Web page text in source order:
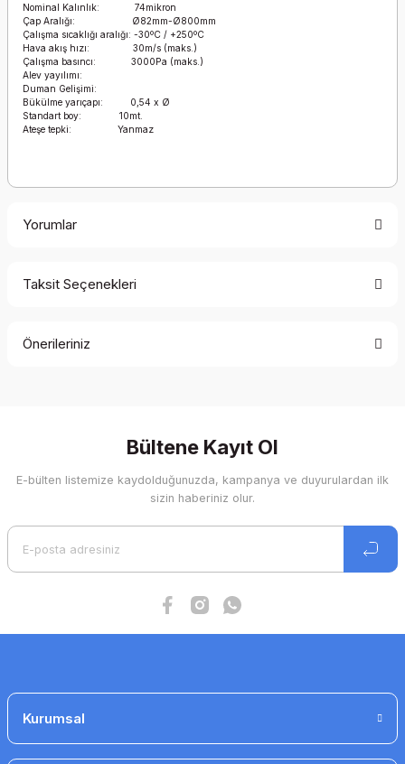
Nominal Kalınlık: 74mikron
Çap Aralığı: Ø82mm-Ø800mm
Çalışma sıcaklığı aralığı: -30ºC / +250ºC
Hava akış hızı: 30m/s (maks.)
Çalışma basıncı: 3000Pa (maks.)
Alev yayılımı:
Duman Gelişimi:
Bükülme yarıçapı: 0,54 x Ø
Standart boy: 10mt.
Ateşe tepki: Yanmaz
Yorumlar
Taksit Seçenekleri
Önerileriniz
Görüş ve önerileriniz için teşekkür ederiz.
Ürün resmi kalitesiz, bozuk veya görüntülenemiyor.
Bültene Kayıt Ol
E-bülten listemize kaydolduğunuzda, kampanya ve duyurulardan ilk
sizin haberiniz olur.
Kurumsal